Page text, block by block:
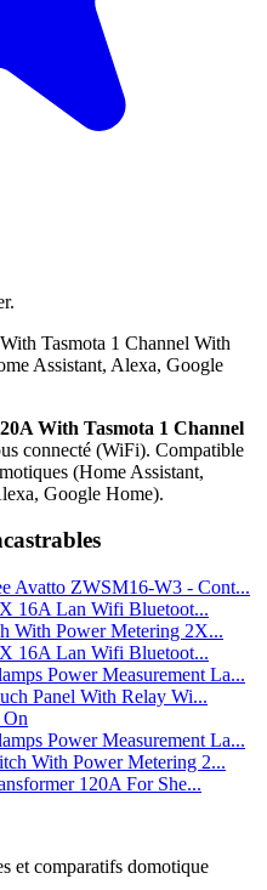
Tasmota 1 Channel With
Assistant, Alexa, Google
With Tasmota 1 Channel
connecté (WiFi). Compatible
(Home Assistant,
Google Home).
Avatto ZWSM16-W3 - Cont...
16A Lan Wifi Bluetoot...
With Power Metering 2X...
16A Lan Wifi Bluetoot...
Power Measurement La...
Panel With Relay Wi...
Power Measurement La...
With Power Metering 2...
120A For She...
et comparatifs domotique